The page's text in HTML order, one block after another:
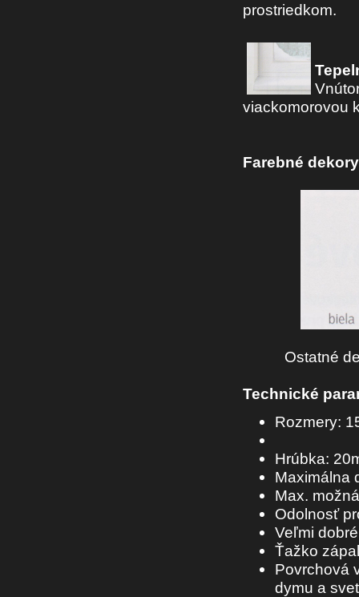
prostriedkom.
viackomorovou
Farebné
Ostatné
Technické
Rozmery:
Hrúbka:
Maximálna
Max.
Odolnosť
Veľmi
Ťažko
Povrchová
dymu a